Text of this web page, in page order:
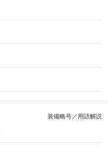
装備略号／用語解説